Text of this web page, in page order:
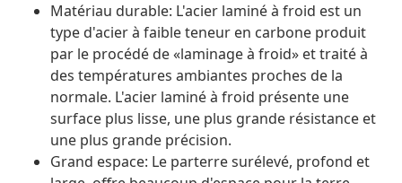
Matériau durable: L'acier laminé à froid est un
type d'acier à faible teneur en carbone produit
par le procédé de «laminage à froid» et traité à
des températures ambiantes proches de la
normale. L'acier laminé à froid présente une
surface plus lisse, une plus grande résistance et
une plus grande précision.
Grand espace: Le parterre surélevé, profond et